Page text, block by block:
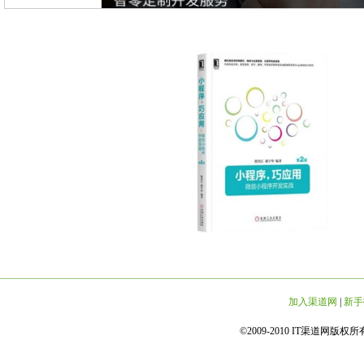
加入渠道网 新
©2009-2010 IT渠道网版权所